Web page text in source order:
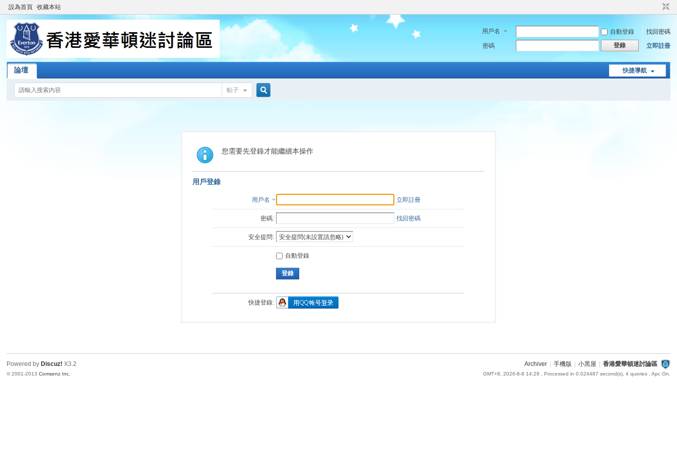
設為首頁 收藏本站
用戶名 自動登錄
找回密碼
密碼
登錄 立即註冊
快捷導航
論壇
帖子
索
您需要先登錄才能繼續本操作
用戶登錄
用戶名 立即註冊
密碼: 找回密碼
安全提問:
自動登錄
登錄
快捷登錄:
Archiver 手機版 小黑屋 香港愛華頓迷討論區
GMT+8, 2026-8-8 14:29 , Processed in 0.024487 second(s), 4 queries , Apc On.
Powered by Discuz! X3.2
© 2001-2013Comsenz Inc.